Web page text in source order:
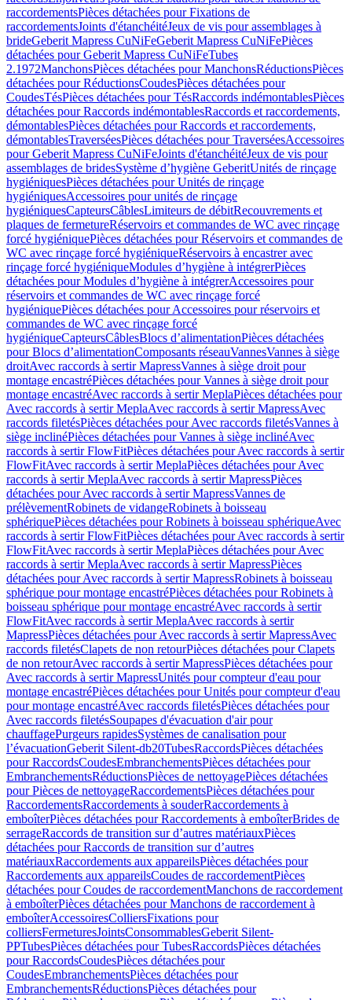
raccordementsPièces détachées pour Fixations de
raccordementsJoints d'étanchéitéJeux de vis pour assemblages à
brideGeberit Mapress CuNiFeGeberit Mapress CuNiFePièces
détachées pour Geberit Mapress CuNiFeTubes
2.1972ManchonsPièces détachées pour ManchonsRéductionsPièces
détachées pour RéductionsCoudesPièces détachées pour
CoudesTésPièces détachées pour TésRaccords indémontablesPièces
détachées pour Raccords indémontablesRaccords et raccordements,
démontablesPièces détachées pour Raccords et raccordements,
démontablesTraverséesPièces détachées pour TraverséesAccessoires
pour Geberit Mapress CuNiFeJoints d'étanchéitéJeux de vis pour
assemblages de bridesSystème d’hygiène GeberitUnités de rinçage
hygiéniquesPièces détachées pour Unités de rinçage
hygiéniquesAccessoires pour unités de rinçage
hygiéniquesCapteursCâblesLimiteurs de débitRecouvrements et
plaques de fermetureRéservoirs et commandes de WC avec rinçage
forcé hygiéniquePièces détachées pour Réservoirs et commandes de
WC avec rinçage forcé hygiéniqueRéservoirs à encastrer avec
rinçage forcé hygiéniqueModules d’hygiène à intégrerPièces
détachées pour Modules d’hygiène à intégrerAccessoires pour
réservoirs et commandes de WC avec rinçage forcé
hygiéniquePièces détachées pour Accessoires pour réservoirs et
commandes de WC avec rinçage forcé
hygiéniqueCapteursCâblesBlocs d’alimentationPièces détachées
pour Blocs d’alimentationComposants réseauVannesVannes à siège
droitAvec raccords à sertir MapressVannes à siège droit pour
montage encastréPièces détachées pour Vannes à siège droit pour
montage encastréAvec raccords à sertir MeplaPièces détachées pour
Avec raccords à sertir MeplaAvec raccords à sertir MapressAvec
raccords filetésPièces détachées pour Avec raccords filetésVannes à
siège inclinéPièces détachées pour Vannes à siège inclinéAvec
raccords à sertir FlowFitPièces détachées pour Avec raccords à sertir
FlowFitAvec raccords à sertir MeplaPièces détachées pour Avec
raccords à sertir MeplaAvec raccords à sertir MapressPièces
détachées pour Avec raccords à sertir MapressVannes de
prélèvementRobinets de vidangeRobinets à boisseau
sphériquePièces détachées pour Robinets à boisseau sphériqueAvec
raccords à sertir FlowFitPièces détachées pour Avec raccords à sertir
FlowFitAvec raccords à sertir MeplaPièces détachées pour Avec
raccords à sertir MeplaAvec raccords à sertir MapressPièces
détachées pour Avec raccords à sertir MapressRobinets à boisseau
sphérique pour montage encastréPièces détachées pour Robinets à
boisseau sphérique pour montage encastréAvec raccords à sertir
FlowFitAvec raccords à sertir MeplaAvec raccords à sertir
MapressPièces détachées pour Avec raccords à sertir MapressAvec
raccords filetésClapets de non retourPièces détachées pour Clapets
de non retourAvec raccords à sertir MapressPièces détachées pour
Avec raccords à sertir MapressUnités pour compteur d'eau pour
montage encastréPièces détachées pour Unités pour compteur d'eau
pour montage encastréAvec raccords filetésPièces détachées pour
Avec raccords filetésSoupapes d'évacuation d'air pour
chauffagePurgeurs rapidesSystèmes de canalisation pour
l’évacuationGeberit Silent-db20TubesRaccordsPièces détachées
pour RaccordsCoudesEmbranchementsPièces détachées pour
EmbranchementsRéductionsPièces de nettoyagePièces détachées
pour Pièces de nettoyageRaccordementsPièces détachées pour
RaccordementsRaccordements à souderRaccordements à
emboîterPièces détachées pour Raccordements à emboîterBrides de
serrageRaccords de transition sur d’autres matériauxPièces
détachées pour Raccords de transition sur d’autres
matériauxRaccordements aux appareilsPièces détachées pour
Raccordements aux appareilsCoudes de raccordementPièces
détachées pour Coudes de raccordementManchons de raccordement
à emboîterPièces détachées pour Manchons de raccordement à
emboîterAccessoiresColliersFixations pour
colliersFermeturesJointsConsommablesGeberit Silent-
PPTubesPièces détachées pour TubesRaccordsPièces détachées
pour RaccordsCoudesPièces détachées pour
CoudesEmbranchementsPièces détachées pour
EmbranchementsRéductionsPièces détachées pour